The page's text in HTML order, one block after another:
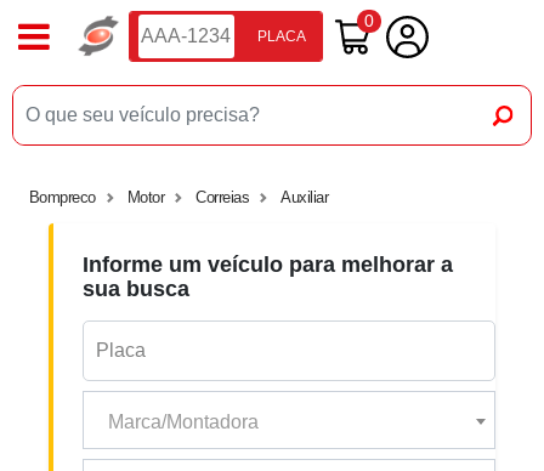
PLACA
0
Bompreco Motor Correias Auxiliar
Informe um veículo para melhorar a
sua busca
Marca/Montadora